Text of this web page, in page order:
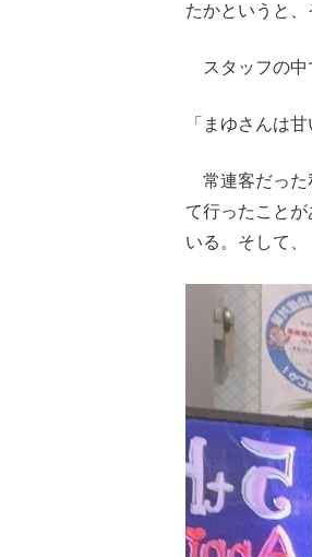
たかというと
スタッフの中
「まゆさんは
常連客だった
て行ったこと
いる。そして